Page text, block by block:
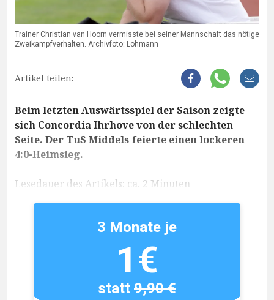
Trainer Christian van Hoorn vermisste bei seiner Mannschaft das nötige
Zweikampfverhalten. Archivfoto: Lohmann
Artikel teilen:
Beim letzten Auswärtsspiel der Saison zeigte
sich Concordia Ihrhove von der schlechten
Seite. Der TuS Middels feierte einen lockeren
4:0-Heimsieg.
Lesedauer des Artikels: ca. 2 Minuten
3 Monate je
1€
statt9,90 €